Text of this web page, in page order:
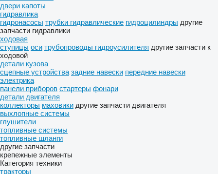
двери капоты
гидравлика
гидронасосы трубки гидравлические гидроцилиндры другие
запчасти гидравлики
ходовая
ступицы оси трубопроводы гидроусилителя другие запчасти к
ходовой
детали кузова
сцепные устройства задние навески передние навески
электрика
панели приборов стартеры фонари
детали двигателя
коллекторы маховики другие запчасти двигателя
выхлопные системы
глушители
топливные системы
топливные шланги
другие запчасти
крепежные элементы
Категория техники
тракторы